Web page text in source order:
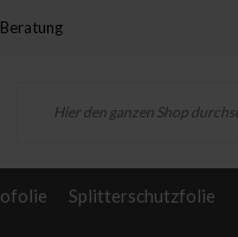
Splitterschutzfolie